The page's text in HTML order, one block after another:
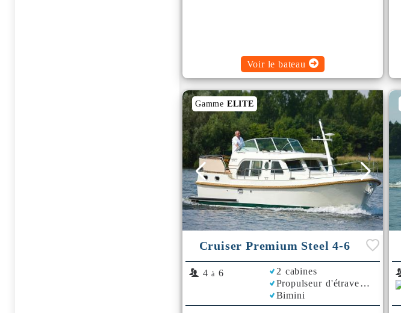
Voir le bateau
Gamme ELITE
Cruiser Premium Steel 4-6
4 à 6
2 cabines
Propulseur d'étrave
Bimini